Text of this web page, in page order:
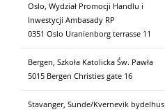
Oslo, Wydział Promocji Handlu i
Inwestycji Ambasady RP
0351 Oslo Uranienborg terrasse 11
Bergen, Szkoła Katolicka Św. Pawła
5015 Bergen Christies gate 16
Stavanger, Sunde/Kvernevik bydelhus